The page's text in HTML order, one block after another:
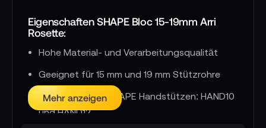
Eigenschaften SHAPE Bloc 15-19mm Arri
Rosette:
Hohe Material- und Verarbeitungsqualität
Geeignet für 15 mm und 19 mm Stützrohre
Kompatibel mit SHAPE Handstützen: HAND10
und HAND12
Mehr anzeigen